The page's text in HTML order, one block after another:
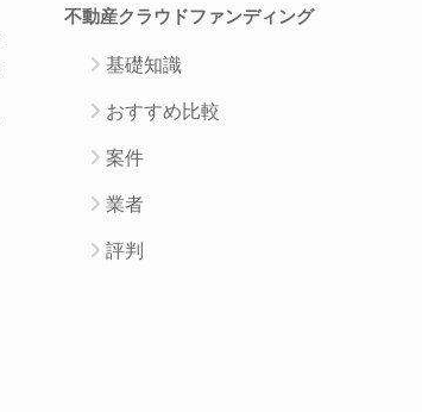
不動産クラウドファンディング
基礎知識
おすすめ比較
案件
業者
評判